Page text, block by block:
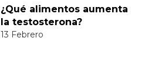
¿Qué alimentos aumenta
la testosterona?
13 Febrero